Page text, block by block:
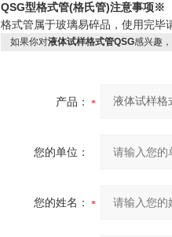
QSG型格式管(格氏管)注意事项※
格式管属于玻璃易碎品，使用完毕
如果你对液体试样格式管QSG感兴趣
产品：
您的单位：
您的姓名：